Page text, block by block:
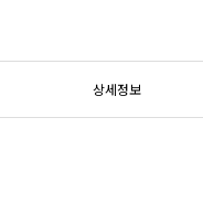
상세정보